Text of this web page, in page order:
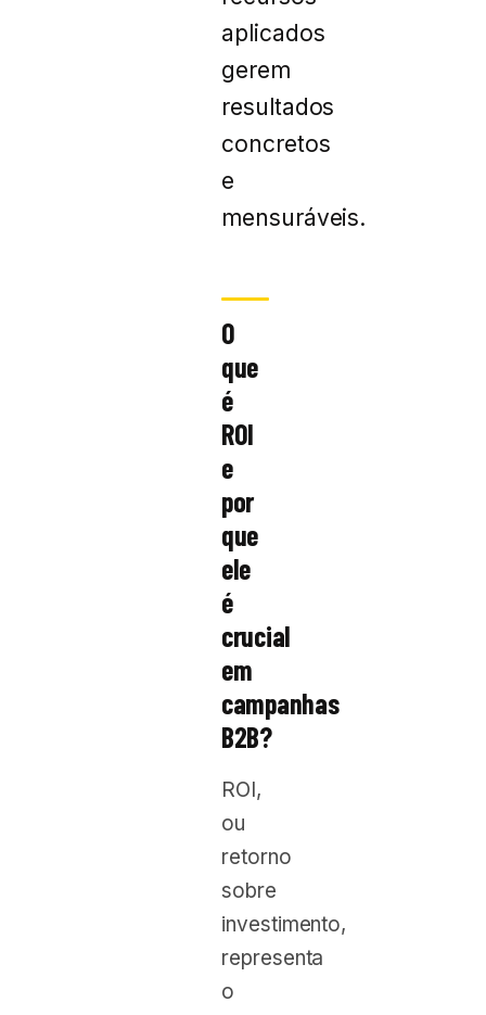
aplicados
gerem
resultados
concretos
e
mensuráveis.
O
que
é
ROI
e
por
que
ele
é
crucial
em
campanhas
B2B?
ROI,
ou
retorno
sobre
investimento,
representa
o